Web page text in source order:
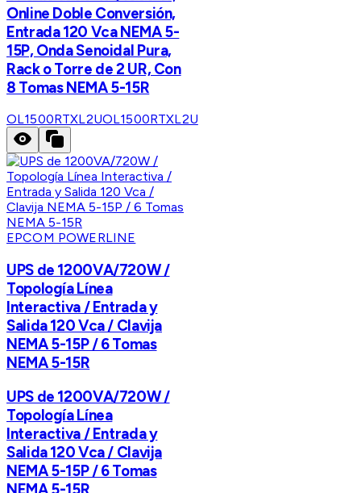
Online Doble Conversión,
Entrada 120 Vca NEMA 5-
15P, Onda Senoidal Pura,
Rack o Torre de 2 UR, Con
8 Tomas NEMA 5-15R
OL1500RTXL2UOL1500RTXL2U
EPCOM POWERLINE
UPS de 1200VA/720W /
Topología Línea
Interactiva / Entrada y
Salida 120 Vca / Clavija
NEMA 5-15P / 6 Tomas
NEMA 5-15R
UPS de 1200VA/720W /
Topología Línea
Interactiva / Entrada y
Salida 120 Vca / Clavija
NEMA 5-15P / 6 Tomas
NEMA 5-15R